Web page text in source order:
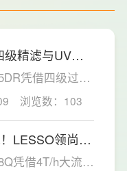
精滤与UV杀
凭借四级过滤
庭直饮水场景
灵活性的解决
浏览数：103
LESSO领尚前
准
凭借4T/h大流